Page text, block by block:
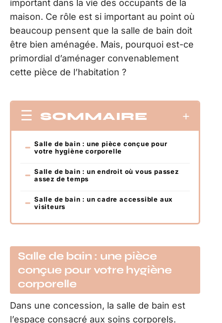
important dans la vie des occupants de la
maison. Ce rôle est si important au point où
beaucoup pensent que la salle de bain doit
être bien aménagée. Mais, pourquoi est-ce
primordial d’aménager convenablement
cette pièce de l’habitation ?
SOMMAIRE
Salle de bain : une pièce conçue pour
votre hygiène corporelle
Salle de bain : un endroit où vous passez
assez de temps
Salle de bain : un cadre accessible aux
visiteurs
Salle de bain : une pièce
conçue pour votre hygiène
corporelle
Dans une concession, la salle de bain est
l’espace consacré aux soins corporels.